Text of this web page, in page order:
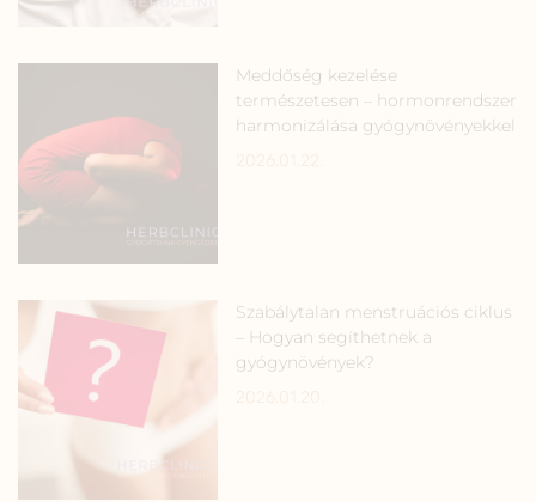
Meddőség kezelése
természetesen – hormonrendszer
harmonizálása gyógynövényekkel
Szabálytalan menstruációs ciklus
– Hogyan segíthetnek a
gyógynövények?